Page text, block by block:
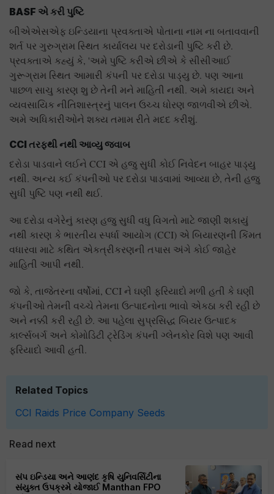
BASF એ કરી પુષ્ટિ
બીએએસએફ ઇન્ડિયાના પ્રવક્તાએ પોતાના નામ ના બતાવવાની
શર્ત પર ગુરુગ્રામ સ્થિત કાર્યાલય પર દરોડાની પુષ્ટિ કરી છે.
પ્રવક્તાએ કહ્યું કે, 'અમે પુષ્ટિ કરીએ છીએ કે સીસીઆઈ
ગુરૂગ્રામ સ્થિત આમારી કંપની પર દરોડા પાડ્યુ છે. પણ આના
પાછળ સાચુ કારણ શુ છે તેની મને માહિતી નથી. અમે કાયદા અને
વ્યવસાયિક નીતિશાસ્ત્રનું પાલન ઉચ્ચ ધોરણ જાળવીએ છીએ.
અમે અધિકારીઓને શક્ય તમામ રીતે મદદ કરીશું.
CCI તરફથી નથી આવ્યુ જવાબ
દરોડા પાડવાને લઈને CCI એ હજુ સુધી કોઈ નિવેદન બાહર પાડ્યુ
નથી. અન્ય કઈ કંપનીઓ પર દરોડા પાડવામાં આવ્યા છે, તેની હજુ
સુધી પુષ્ટિ પણ નથી થઈ.
આ દરોડા વગેરેનું કારણ હજુ સુધી વધુ વિગતો માટે જાણી શકાયું
નથી કારણ કે ભારતીય સ્પર્ધા આયોગ (CCI) એ બિયારણની કિંમત
વધારવા માટે કથિત એકત્રીકરણની તપાસ અંગે કોઈ જાહેર
માહિતી આપી નથી.
જો કે, તાજેતરના વર્ષોમાં, CCI ને ઘણી ફરિયાદો મળી હતી કે ઘણી
કંપનીઓ તેમની વચ્ચે તેમના ઉત્પાદનોના ભાવો એકઠા કરી રહી છે
અને નક્કી કરી રહી છે. આ પહેલા સુપ્રસિદ્ધ બિયર ઉત્પાદક
કાર્લ્સબર્ગ અને કોમોડિટી ટ્રેડિંગ કંપની ગ્લેનકોર વિશે પણ આવી
ફરિયાદો આવી હતી.
Related Topics
CCI Raids Price Company Seeds
Read next
સંપ ઇન્ડિયા અને આણંદ કૃષિ યુનિવર્સિટીના
સંયુક્ત ઉપક્રમે યોજાઈ Manthan FPO